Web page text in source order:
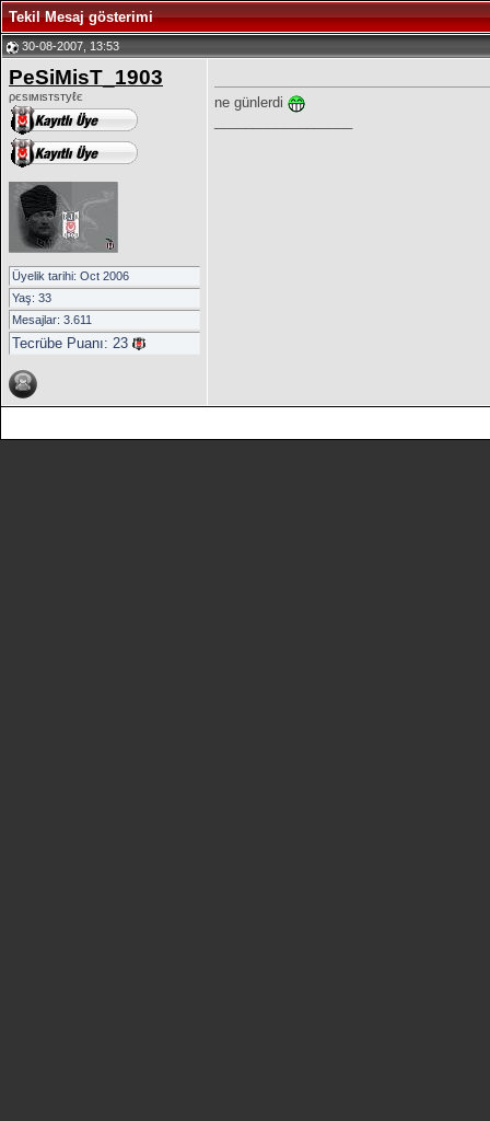
Tekil Mesaj gösterimi
30-08-2007, 13:53
PeSiMisT_1903
ρєѕιмιѕтѕтуℓє
Üyelik tarihi: Oct 2006
Yaş: 33
Mesajlar: 3.611
Tecrübe Puanı: 23
ne günlerdi